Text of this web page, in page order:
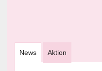
News Aktion